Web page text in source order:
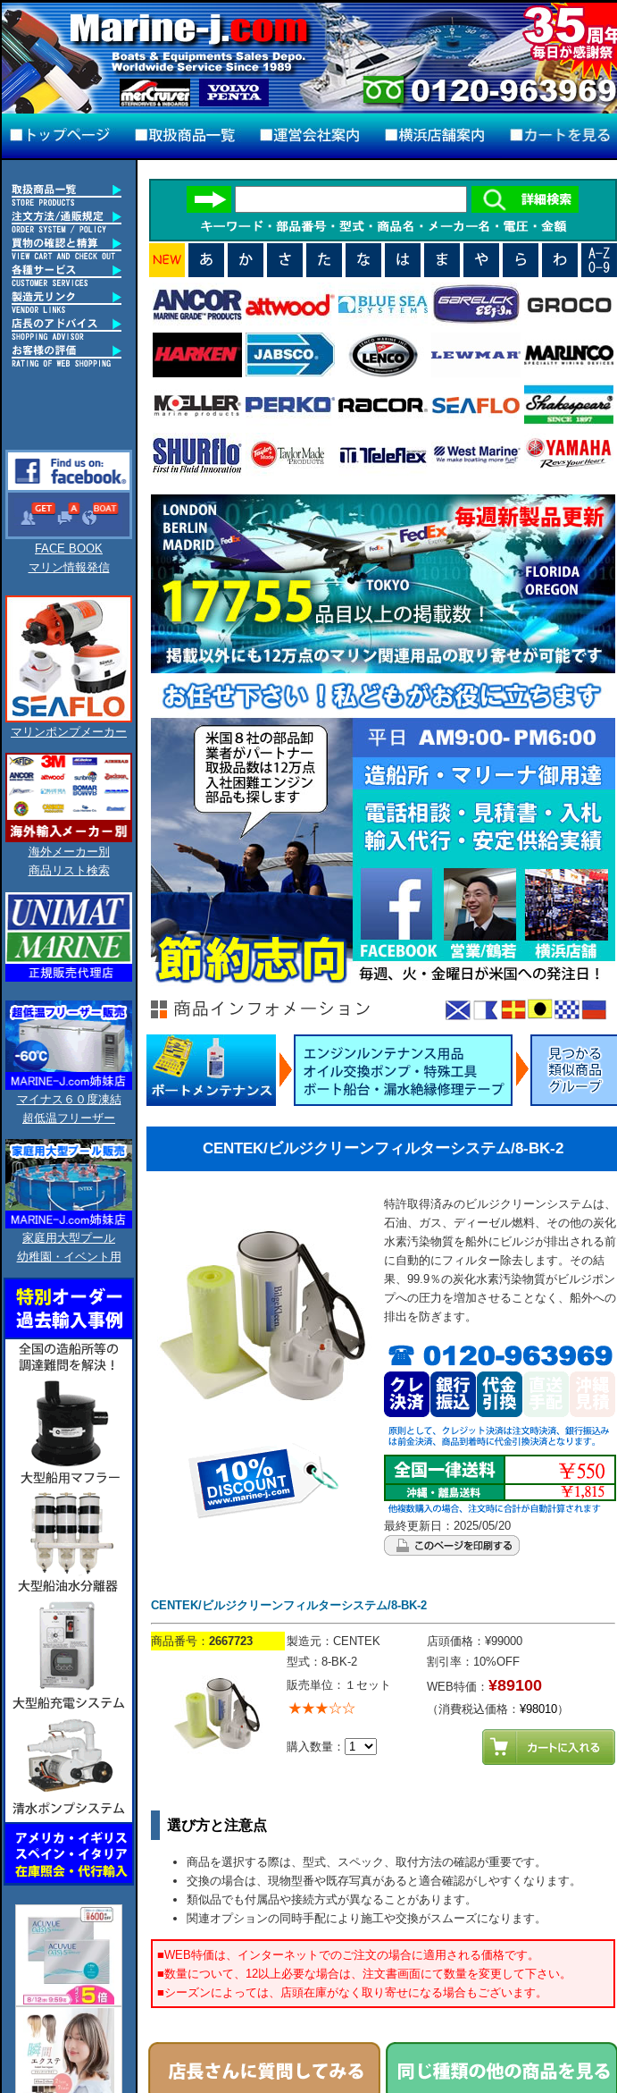
FACE BOOK
マリン情報発信
マリンポンプメーカー
海外メーカー別
商品リスト検索
マイナス６０度凍結
超低温フリーザー
家庭用大型プール
幼稚園・イベント用
CENTEK/ビルジクリーンフィルターシステム/8-BK-2
特許取得済みのビルジクリーンシステムは、
石油、ガス、ディーゼル燃料、その他の炭化
水素汚染物質を船外にビルジが排出される前
に自動的にフィルター除去します。その結
果、99.9％の炭化水素汚染物質がビルジポン
プへの圧力を増加させることなく、船外への
排出を防ぎます。
最終更新日：2025/05/20
CENTEK/ビルジクリーンフィルターシステム/8-BK-2
商品番号： 2667723 製造元：CENTEK
店頭価格：¥99000
型式：8-BK-2
割引率：10%OFF
販売単位：１セット
WEB特価： ¥89100
（消費税込価格： ¥98010）
購入数量：
選び方と注意点
商品を選択する際は、型式、スペック、取付方法の確認が重要です。
交換の場合は、現物型番や既存写真があると適合確認がしやすくなります。
類似品でも付属品や接続方式が異なることがあります。
関連オプションの同時手配により施工や交換がスムーズになります。
■WEB特価は、インターネットでのご注文の場合に適用される価格です。
■数量について、12以上必要な場合は、注文書画面にて数量を変更して下さい。
■シーズンによっては、店頭在庫がなく取り寄せになる場合もございます。